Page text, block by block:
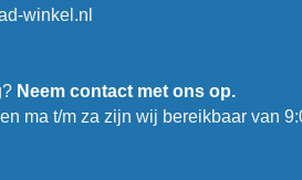
winkel.nl
Neem contact met ons op.
ma t/m za zijn wij bereikbaar van